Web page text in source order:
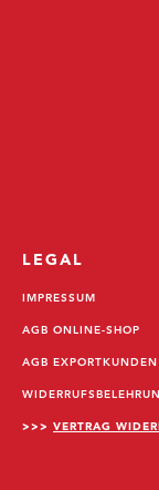
LEGAL
IMPRESSUM
AGB ONLINE-SHOP
AGB EXPORTKUNDEN
>>> VERTRAG